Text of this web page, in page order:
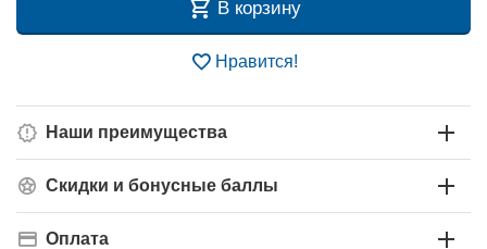
В корзину
Нравится!
Наши преимущества
Скидки и бонусные баллы
Оплата